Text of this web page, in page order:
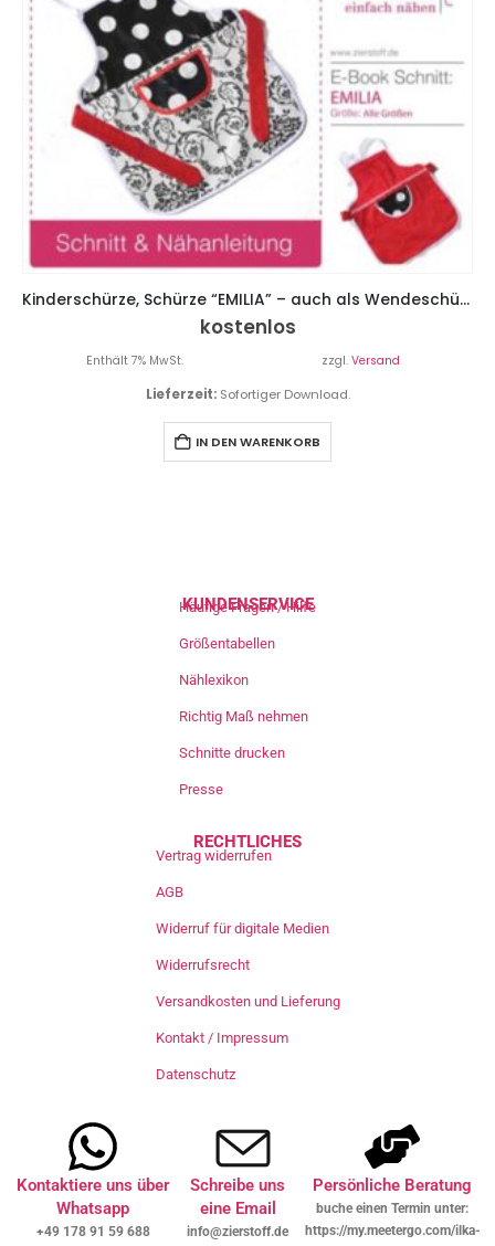
Kinderschürze, Schürze “EMILIA” – auch als Wendeschürze
kostenlos
Enthält 7% MwSt. zzgl. Versand
Lieferzeit:Sofortiger Download.
IN DEN WARENKORB
KUNDENSERVICE
Häufige Fragen / Hilfe
Größentabellen
Nählexikon
Richtig Maß nehmen
Schnitte drucken
Presse
RECHTLICHES
Vertrag widerrufen
AGB
Widerruf für digitale Medien
Widerrufsrecht
Versandkosten und Lieferung
Kontakt / Impressum
Datenschutz
Kontaktiere uns über
Whatsapp
+49 178 91 59 688
Schreibe uns
eine Email
info@zierstoff.de
Persönliche Beratung
buche einen Termin unter:
https://my.meetergo.com/ilka-